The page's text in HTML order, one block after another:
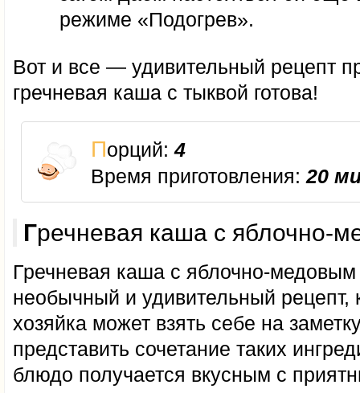
режиме «Подогрев».
Вот и все — удивительный рецепт
гречневая каша с тыквой готова!
Порций:4
Время приготовления: 20
Гречневая каша с яблочно-
Гречневая каша с яблочно-
необычный и удивительный рецепт,
хозяйка может взять себе на
представить сочетание таких
блюдо получается вкусным с